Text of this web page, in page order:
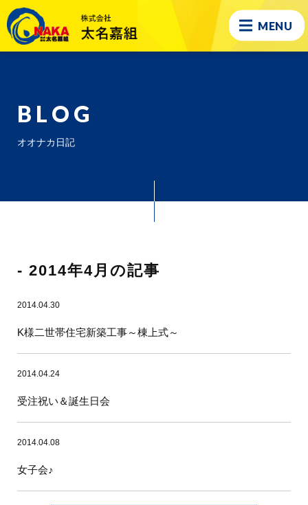
MENU
BLOG
オオナカ日記
- 2014年4月の記事
2014.04.30
K様二世帯住宅新築工事～棟上式～
2014.04.24
受注祝い＆誕生日会
2014.04.08
女子会♪